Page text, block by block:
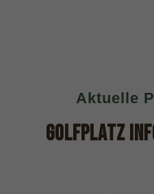
Aktuelle
GOLFPLATZ